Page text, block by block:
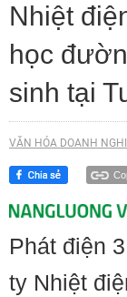
Nhiệt
học
sinh tại
VĂN HÓA DOANH
Phát điện
ty Nhiệt